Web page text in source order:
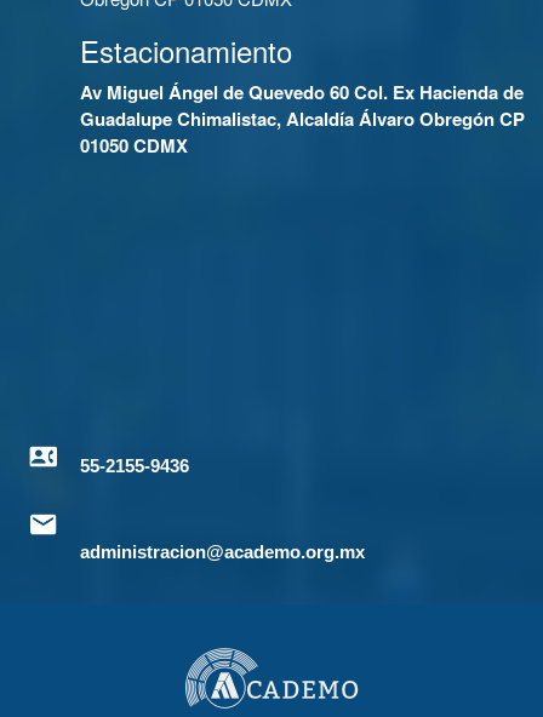
Estacionamiento
Av Miguel Ángel de Quevedo 60 Col. Ex Hacienda de
Guadalupe Chimalistac, Alcaldía Álvaro Obregón CP
01050 CDMX
55-2155-9436
administracion@academo.org.mx